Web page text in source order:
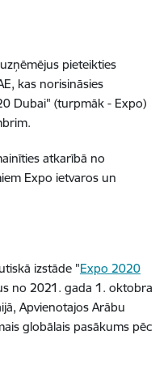
pieteikties
kas norisināsies
Dubai" (turpmāk - Expo)
atkarībā no
Expo ietvaros un
izstāde "Expo 2020
no 2021. gada 1. oktobra
Apvienotajos Arābu
globālais pasākums pēc